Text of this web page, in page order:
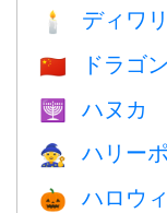
🕯 ディワリ
🇨🇳 ドラゴ
🕎 ハヌカ
🧙 ハリー
🎃 ハロウ